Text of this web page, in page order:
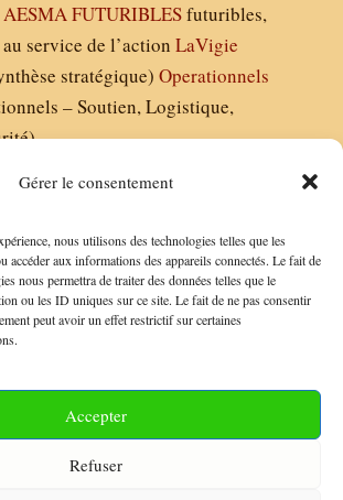
Gérer le consentement
nous utilisons des technologies telles que les
accéder aux informations des appareils connectés. Le fait de
nous permettra de traiter des données telles que le
ou les ID uniques sur ce site. Le fait de ne pas consentir
peut avoir un effet restrictif sur certaines
Accepter
Refuser
AESMAFUTURIBLESfuturibles,
service de l’action LaVigie
stratégique) Operationnels
– Soutien, Logistique,
avenue Boudon, 75016, Paris
de Vente